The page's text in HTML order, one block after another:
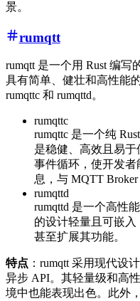
景。
rumqtt
rumqtt 是一个用 Rust 编写
具有简单、健壮和高性能
rumqttc 和 rumqttd。
rumqttc
rumqttc 是一个纯
是稳健、高效且易
事件循环，使开发
息，与 MQTT Broker
rumqttd
rumqttd 是一个高性
的设计轻量且可嵌入
甚至扩展其功能。
特点 ：rumqtt 采用现代设
异步 API。其轻量级和高
境中也能表现出色。此外